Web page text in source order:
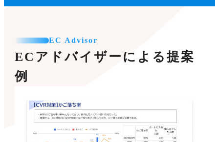
EC Advisor
ECアドバイザーによる提案
例